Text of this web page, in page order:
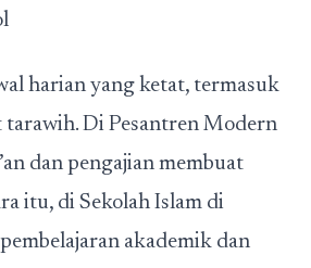
harian yang ketat, termasuk
tarawih. Di Pesantren Modern
dan pengajian membuat
itu, di Sekolah Islam di
akademik dan